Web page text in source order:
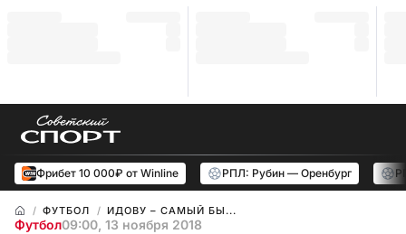
Фрибет 10 000₽ от Winline РПЛ: Рубин — Оренбург
ФУТБОЛ ИДОВУ – САМЫЙ БЫ...
Футбол09:00, 13 ноября 2018